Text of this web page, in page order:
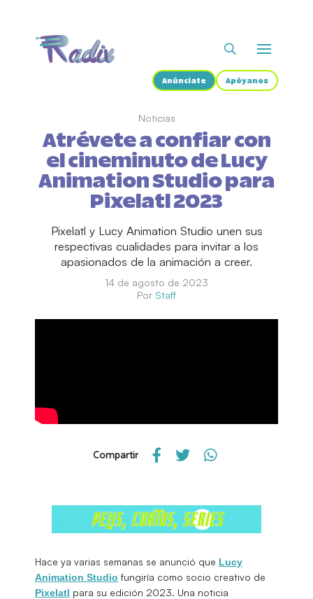
Anúnciate Apóyanos
Noticias
Atrévete a confiar con
el cineminuto de Lucy
Animation Studio para
Pixelatl 2023
Pixelatl y Lucy Animation Studio unen sus
respectivas cualidades para invitar a los
apasionados de la animación a creer.
14 de agosto de 2023
Por Staff
Compartir
Hace ya varias semanas se anunció que Lucy
Animation Studio fungiría como socio creativo de
Pixelatl para su edición 2023. Una noticia